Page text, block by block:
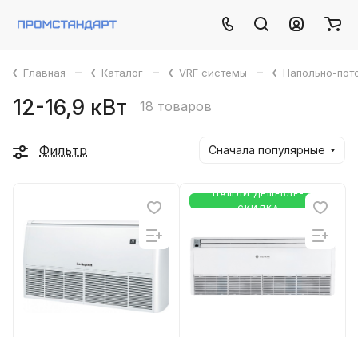
Главная – Каталог – VRF системы – Напольно-
12-16,9 кВт 18 товаров
Фильтр Сначала популярные
НАШЛИ ДЕШЕВЛЕ-
СКИДКА